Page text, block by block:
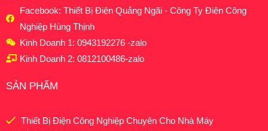
Facebook: Thiết Bị Điện Quảng Ngãi - Công Ty Điện Công
Nghiệp Hùng Thịnh
Kinh Doanh 1: 0943192276 -zalo
Kinh Doanh 2: 0812100486-zalo
SẢN PHẨM
Thiết Bị Điện Công Nghiệp Chuyên Cho Nhà Máy